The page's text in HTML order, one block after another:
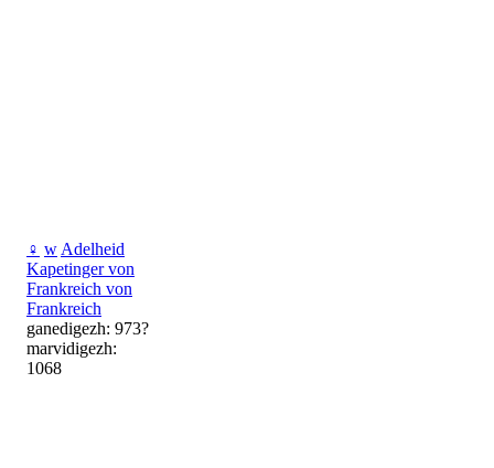
♀ w Adelheid
Kapetinger von
Frankreich von
Frankreich
ganedigezh: 973?
marvidigezh:
1068